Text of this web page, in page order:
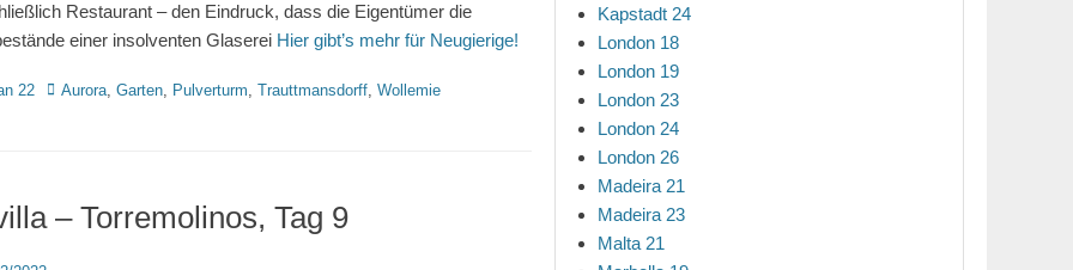
Restaurant – den Eindruck, dass die Eigentümer die
einer insolventen Glaserei Hier gibt’s mehr für Neugierige!
22 Schlagworte
Aurora, Garten, Pulverturm, Trauttmansdorff, Wollemie
– Torremolinos, Tag 9
Kapstadt 24
London 18
London 19
London 23
London 24
London 26
Madeira 21
Madeira 23
Malta 21